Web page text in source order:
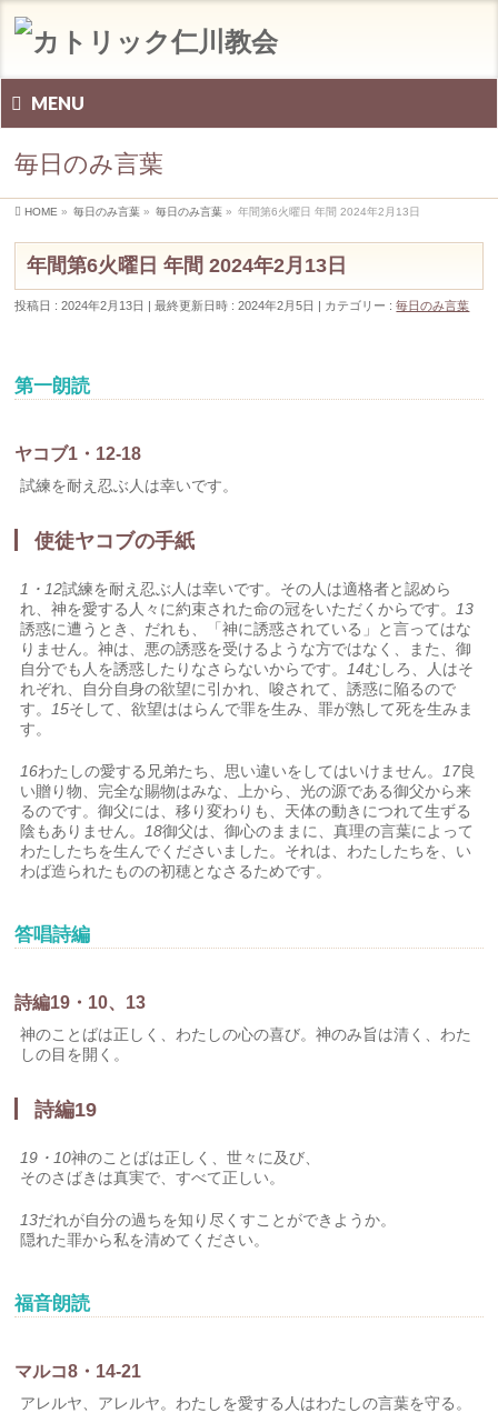
MENU
毎日のみ言葉
HOME » 毎日のみ言葉 » 毎日のみ言葉 » 年間第6火曜日 年間 2024年2月13日
年間第6火曜日 年間 2024年2月13日
投稿日 : 2024年2月13日 最終更新日時 : 2024年2月5日 カテゴリー :毎日のみ言葉
第一朗読
ヤコブ1・12-18
試練を耐え忍ぶ人は幸いです。
使徒ヤコブの手紙
1・12試練を耐え忍ぶ人は幸いです。その人は適格者と認めら
れ、神を愛する人々に約束された命の冠をいただくからです。 13
誘惑に遭うとき、だれも、「神に誘惑されている」と言ってはな
りません。神は、悪の誘惑を受けるような方ではなく、また、御
自分でも人を誘惑したりなさらないからです。 14むしろ、人はそ
れぞれ、自分自身の欲望に引かれ、唆されて、誘惑に陥るので
す。 15そして、欲望ははらんで罪を生み、罪が熟して死を生みま
す。
16わたしの愛する兄弟たち、思い違いをしてはいけません。 17良
い贈り物、完全な賜物はみな、上から、光の源である御父から来
るのです。御父には、移り変わりも、天体の動きにつれて生ずる
陰もありません。 18御父は、御心のままに、真理の言葉によって
わたしたちを生んでくださいました。それは、わたしたちを、い
わば造られたものの初穂となさるためです。
答唱詩編
詩編19・10、13
神のことばは正しく、わたしの心の喜び。神のみ旨は清く、わた
しの目を開く。
詩編19
19・10神のことばは正しく、世々に及び、
そのさばきは真実で、すべて正しい。
13だれが自分の過ちを知り尽くすことができようか。
隠れた罪から私を清めてください。
福音朗読
マルコ8・14-21
アレルヤ、アレルヤ。わたしを愛する人はわたしの言葉を守る。